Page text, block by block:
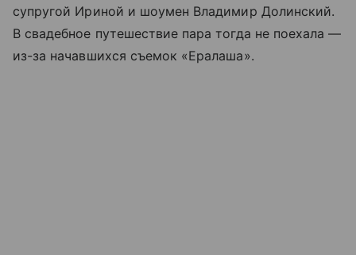
супругой Ириной и шоумен Владимир Долинский.
В свадебное путешествие пара тогда не поехала —
из-за начавшихся съемок «Ералаша».